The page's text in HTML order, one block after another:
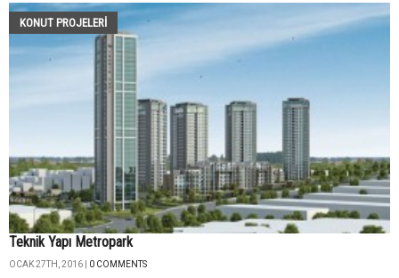
KONUT PROJELERI
Teknik Yapı Metropark
OCAK 27TH, 2016 | 0 COMMENTS